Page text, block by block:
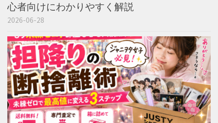
心者向けにわかりやすく解説
2026-06-28